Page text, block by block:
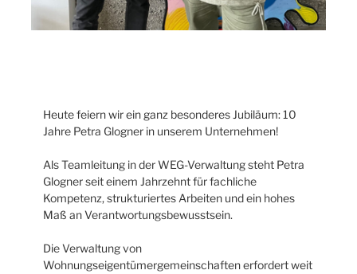
Heute feiern wir ein ganz besonderes Jubiläum: 10
Jahre Petra Glogner in unserem Unternehmen!
Als Teamleitung in der WEG-Verwaltung steht Petra
Glogner seit einem Jahrzehnt für fachliche
Kompetenz, strukturiertes Arbeiten und ein hohes
Maß an Verantwortungsbewusstsein.
Die Verwaltung von
Wohnungseigentümergemeinschaften erfordert weit